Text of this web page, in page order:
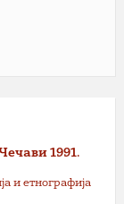
1991.
и етнографија